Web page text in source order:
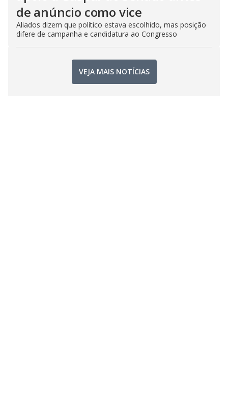
de anúncio como vice
Aliados dizem que político estava escolhido, mas posição
difere de campanha e candidatura ao Congresso
VEJA MAIS NOTÍCIAS